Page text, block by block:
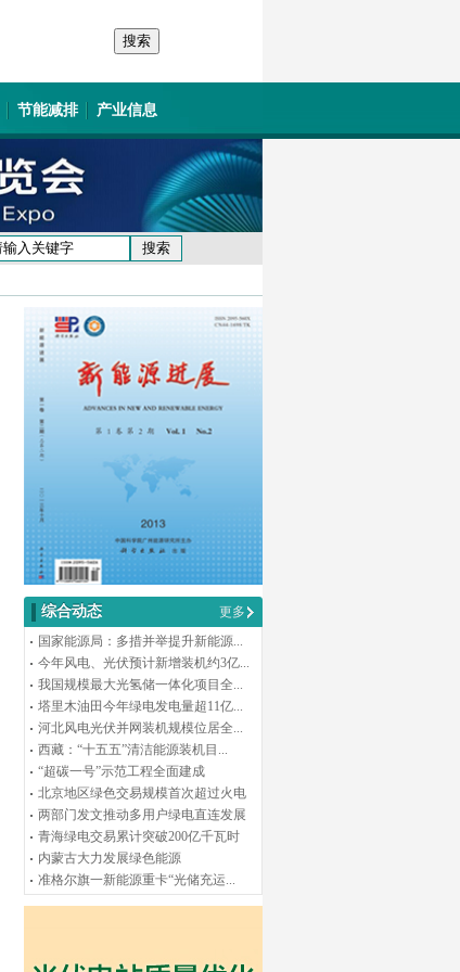
节能减排 产业信息
综合动态
更多
国家能源局：多措并举提升新能源...
今年风电、光伏预计新增装机约3亿...
我国规模最大光氢储一体化项目全...
塔里木油田今年绿电发电量超11亿...
河北风电光伏并网装机规模位居全...
西藏：“十五五”清洁能源装机目...
“超碳一号”示范工程全面建成
北京地区绿色交易规模首次超过火电
两部门发文推动多用户绿电直连发展
青海绿电交易累计突破200亿千瓦时
内蒙古大力发展绿色能源
准格尔旗一新能源重卡“光储充运...